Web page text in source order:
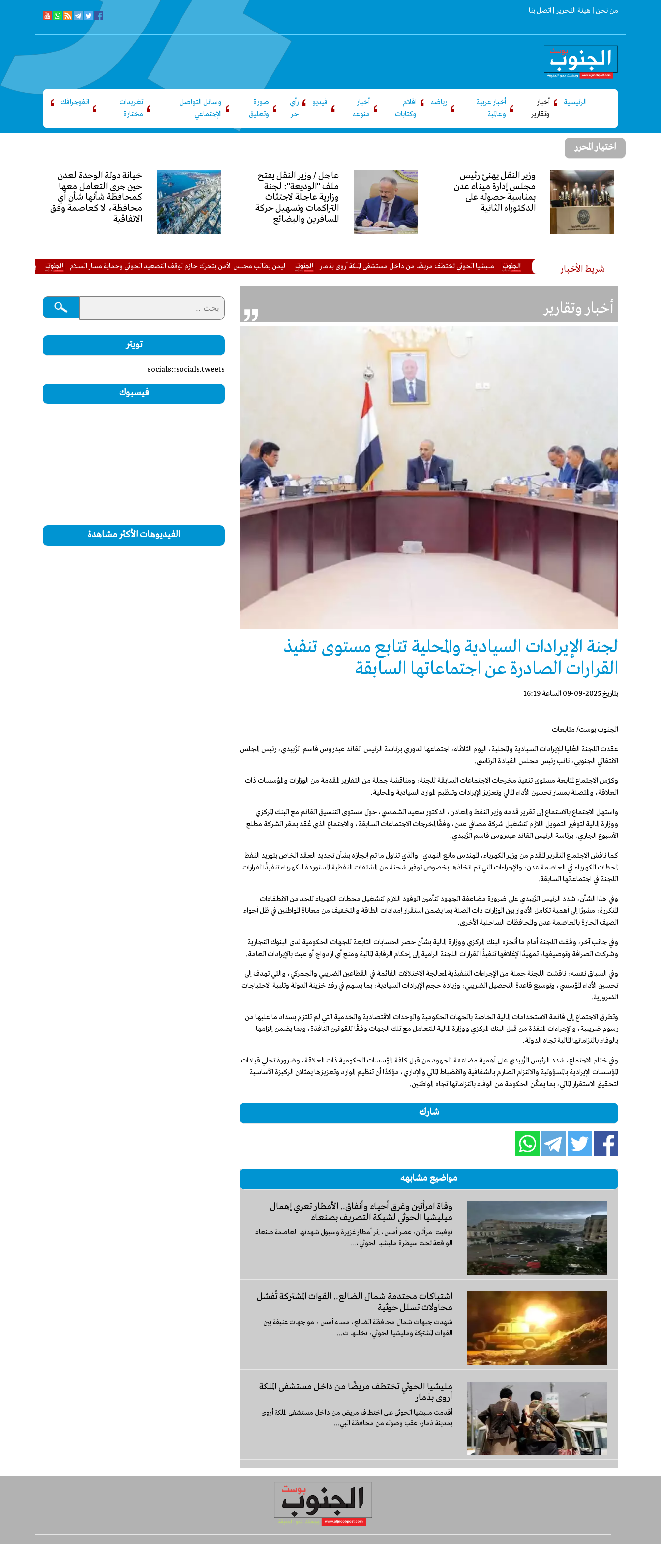
من نحن | هيئة التحرير | اتصل بنا
الرئيسية
أخبار
وتقارير
أخبار عربية
وعالمية
رياضه
اقلام
وكتابات
أخبار
منوعه
فيديو
رأي
حر
صورة
وتعليق
وسائل التواصل
الإجتماعي
تغريدات
مختارة
انفوجرافك
اختيار المحرر
وزير النقل يهنئ رئيس
مجلس إدارة ميناء عدن
بمناسبة حصوله على
الدكتوراه الثانية
عاجل / وزير النقل يفتح
ملف "الوديعة": لجنة
وزارية عاجلة لاجتثاث
التراكمات وتسهيل حركة
المسافرين والبضائع
خيانة دولة الوحدة لعدن
حين جرى التعامل معها
كمحافظة شأنها شأن أي
محافظة، لا كعاصمة وفق
الاتفاقية
شريط الأخبار مليشيا الحوثي تختطف مريضًا من داخل مستشفى الملكة أروى بذمار اليمن يطالب مجلس الأمن بتحرك حازم لوقف التصعيد الحوثي وحماية مسار السلام وفاة امرأتين وغرق
أخبار وتقارير
لجنة الإيرادات السيادية والمحلية تتابع مستوى تنفيذ
القرارات الصادرة عن اجتماعاتها السابقة
بتاريخ 2025-09-09 الساعة 16:19
الجنوب بوست/ متابعات
عقدت اللجنة العُليا للإيرادات السيادية والمحلية، اليوم الثلاثاء، اجتماعها الدوري برئاسة الرئيس القائد عيدروس قاسم الزُبيدي، رئيس المجلس
الانتقالي الجنوبي، نائب رئيس مجلس القيادة الرئاسي.
وكرّس الاجتماع لمتابعة مستوى تنفيذ مخرجات الاجتماعات السابقة للجنة، ومناقشة جملة من التقارير المقدمة من الوزارات والمؤسسات ذات
العلاقة، والمتصلة بمسار تحسين الأداء المالي وتعزيز الإيرادات وتنظيم الموارد السيادية والمحلية.
واستهل الاجتماع بالاستماع إلى تقرير قدمه وزير النفط والمعادن، الدكتور سعيد الشماسي، حول مستوى التنسيق القائم مع البنك المركزي
ووزارة المالية لتوفير التمويل اللازم لتشغيل شركة مصافي عدن، وفقًا لمخرجات الاجتماعات السابقة، والاجتماع الذي عُقد بمقر الشركة مطلع
الأسبوع الجاري، برئاسة الرئيس القائد عيدروس قاسم الزُبيدي.
كما ناقش الاجتماع التقرير المقدم من وزير الكهرباء، المهندس مانع النهدي، والذي تناول ما تم إنجازه بشأن تجديد العقد الخاص بتوريد النفط
لمحطات الكهرباء في العاصمة عدن، والإجراءات التي تم اتخاذها بخصوص توفير شحنة من المشتقات النفطية المستوردة للكهرباء تنفيذًا لقرارات
اللجنة في اجتماعاتها السابقة.
وفي هذا الشأن، شدد الرئيس الزُبيدي على ضرورة مضاعفة الجهود لتأمين الوقود اللازم لتشغيل محطات الكهرباء للحد من الانطفاءات
المتكررة، مشيرًا إلى أهمية تكامل الأدوار بين الوزارات ذات الصلة بما يضمن استقرار إمدادات الطاقة والتخفيف من معاناة المواطنين في ظل أجواء
الصيف الحارة بالعاصمة عدن والمحافظات الساحلية الأخرى.
وفي جانب آخر، وقفت اللجنة أمام ما أنجزه البنك المركزي ووزارة المالية بشأن حصر الحسابات التابعة للجهات الحكومية لدى البنوك التجارية
وشركات الصرافة وتوصيفها، تمهيدًا لإغلاقها تنفيذًا لقرارات اللجنة الرامية إلى إحكام الرقابة المالية ومنع أي ازدواج أو عبث بالإيرادات العامة.
وفي السياق نفسه، ناقشت اللجنة جملة من الإجراءات التنفيذية لمعالجة الاختلالات القائمة في القطاعين الضريبي والجمركي، والتي تهدف إلى
تحسين الأداء المؤسسي، وتوسيع قاعدة التحصيل الضريبي، وزيادة حجم الإيرادات السيادية، بما يسهم في رفد خزينة الدولة وتلبية الاحتياجات
الضرورية.
وتطرق الاجتماع إلى قائمة الاستخدامات المالية الخاصة بالجهات الحكومية والوحدات الاقتصادية والخدمية التي لم تلتزم بسداد ما عليها من
رسوم ضريبية، والإجراءات المنفذة من قبل البنك المركزي ووزارة المالية للتعامل مع تلك الجهات وفقًا للقوانين النافذة، وبما يضمن إلزامها
بالوفاء بالتزاماتها المالية تجاه الدولة.
وفي ختام الاجتماع، شدد الرئيس الزُبيدي على أهمية مضاعفة الجهود من قبل كافة المؤسسات الحكومية ذات العلاقة، وضرورة تحلي قيادات
المؤسسات الإيرادية بالمسؤولية والالتزام الصارم بالشفافية والانضباط المالي والإداري، مؤكدًا أن تنظيم الموارد وتعزيزها يمثلان الركيزة الأساسية
لتحقيق الاستقرار المالي، بما يمكّن الحكومة من الوفاء بالتزاماتها تجاه المواطنين.
شارك
مواضيع مشابهه
وفاة امرأتين وغرق أحياء وأنفاق.. الأمطار تعري إهمال
ميليشيا الحوثي لشبكة التصريف بصنعاء
توفيت امرأتان، عصر أمس، إثر أمطار غزيرة وسيول شهدتها العاصمة صنعاء
الواقعة تحت سيطرة مليشيا الحوثي،...
اشتباكات محتدمة شمال الضالع.. القوات المشتركة تُفشل
محاولات تسلل حوثية
شهدت جبهات شمال محافظة الضالع، مساء أمس ، مواجهات عنيفة بين
القوات المشتركة ومليشيا الحوثي، تخللها ت...
مليشيا الحوثي تختطف مريضًا من داخل مستشفى الملكة
أروى بذمار
أقدمت مليشيا الحوثي على اختطاف مريض من داخل مستشفى الملكة أروى
بمدينة ذمار، عقب وصوله من محافظة البي...
تويتر
socials::socials.tweets
فيسبوك
الفيديوهات الأكثر مشاهدة